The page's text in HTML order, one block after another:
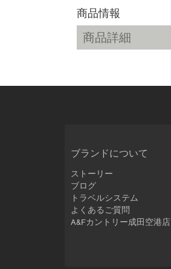
商品情報
商品詳細
ブランドについて
ストーリー
ブログ
トラベルシステム
よくあるご質問
A&Fカントリー成田空港店